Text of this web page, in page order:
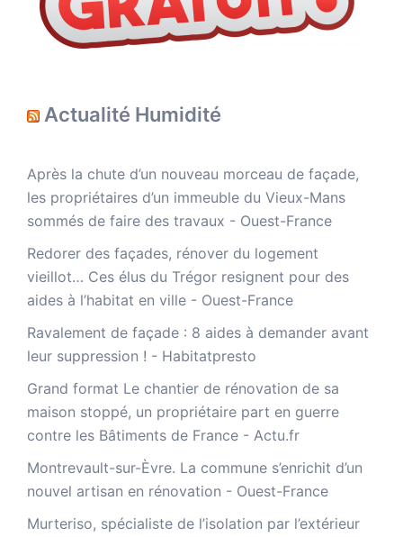
Actualité Humidité
Après la chute d’un nouveau morceau de façade,
les propriétaires d’un immeuble du Vieux-Mans
sommés de faire des travaux - Ouest-France
Redorer des façades, rénover du logement
vieillot… Ces élus du Trégor resignent pour des
aides à l’habitat en ville - Ouest-France
Ravalement de façade : 8 aides à demander avant
leur suppression ! - Habitatpresto
Grand format Le chantier de rénovation de sa
maison stoppé, un propriétaire part en guerre
contre les Bâtiments de France - Actu.fr
Montrevault-sur-Èvre. La commune s’enrichit d’un
nouvel artisan en rénovation - Ouest-France
Murteriso, spécialiste de l’isolation par l’extérieur